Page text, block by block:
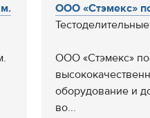
ООО «Стэмекс»
ООО «Стэмекс»
оборудование и
во...